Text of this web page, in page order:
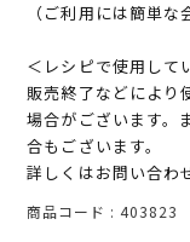
（ご利用には簡単な
＜レシピで使用して
販売終了などにより
場合がございます。
合もございます。
詳しくはお問い合わ
商品コード 403823